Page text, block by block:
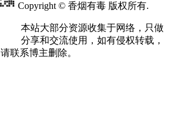
Copyright © 香烟有毒 版权所有.
本站大部分资源收集于网络，只做
分享和交流使用，如有侵权转载，
请联系博主删除。